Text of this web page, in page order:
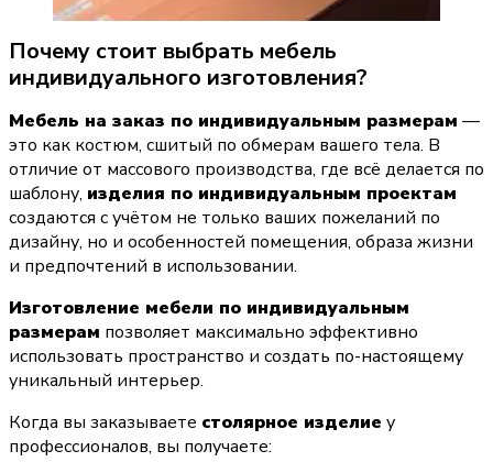
Почему стоит выбрать мебель
индивидуального изготовления?
Мебель на заказ по индивидуальным размерам —
это как костюм, сшитый по обмерам вашего тела. В
отличие от массового производства, где всё делается по
шаблону, изделия по индивидуальным проектам
создаются с учётом не только ваших пожеланий по
дизайну, но и особенностей помещения, образа жизни
и предпочтений в использовании.
Изготовление мебели по индивидуальным
размерам позволяет максимально эффективно
использовать пространство и создать по-настоящему
уникальный интерьер.
Когда вы заказываете столярное изделие у
профессионалов, вы получаете: